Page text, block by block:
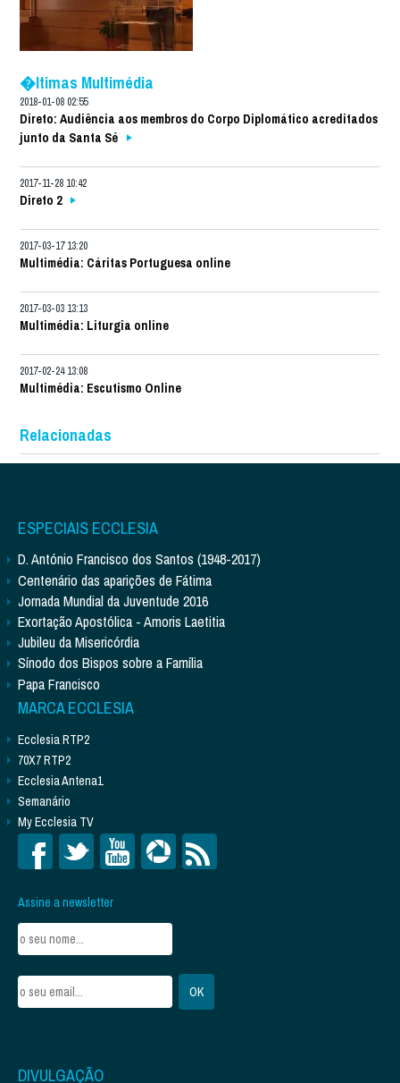
�ltimas Multimédia
2018-01-08 02:55
Direto: Audiência aos membros do Corpo Diplomático acreditados
junto da Santa Sé
2017-11-28 10:42
Direto 2
2017-03-17 13:20
Multimédia: Cáritas Portuguesa online
2017-03-03 13:13
Multimédia: Liturgia online
2017-02-24 13:08
Multimédia: Escutismo Online
Relacionadas
ESPECIAIS ECCLESIA
D. António Francisco dos Santos (1948-2017)
Centenário das aparições de Fátima
Jornada Mundial da Juventude 2016
Exortação Apostólica - Amoris Laetitia
Jubileu da Misericórdia
Sínodo dos Bispos sobre a Família
Papa Francisco
MARCA ECCLESIA
Ecclesia RTP2
70X7 RTP2
Ecclesia Antena1
Semanário
My Ecclesia TV
Assine a newsletter
DIVULGAÇÃO